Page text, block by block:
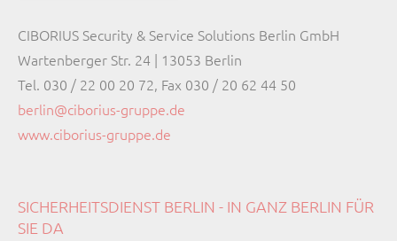
CIBORIUS Security & Service Solutions Berlin GmbH
Wartenberger Str. 24 | 13053 Berlin
Tel. 030 / 22 00 20 72, Fax 030 / 20 62 44 50
berlin@ciborius-gruppe.de
www.ciborius-gruppe.de
SICHERHEITSDIENST BERLIN - IN GANZ BERLIN FÜR
SIE DA